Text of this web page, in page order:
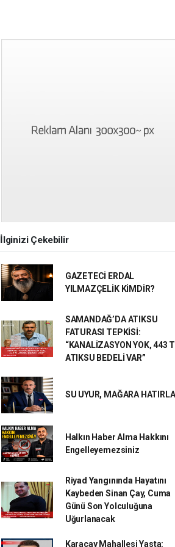
İlginizi Çekebilir
GAZETECİ ERDAL
YILMAZÇELİK KİMDİR?
SAMANDAĞ’DA ATIKSU
FATURASI TEPKİSİ:
“KANALİZASYON YOK, 443
ATIKSU BEDELİ VAR”
SU UYUR, MAĞARA
Halkın Haber Alma Hakkını
Engelleyemezsiniz
Riyad Yangınında Hayatını
Kaybeden Sinan Çay, Cuma
Günü Son Yolculuğuna
Uğurlanacak
Karaçay Mahallesi Yasta: